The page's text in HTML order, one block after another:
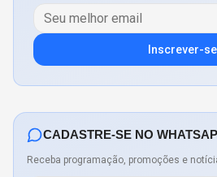
Inscrever-se
CADASTRE-SE NO
Receba programação, promoções e